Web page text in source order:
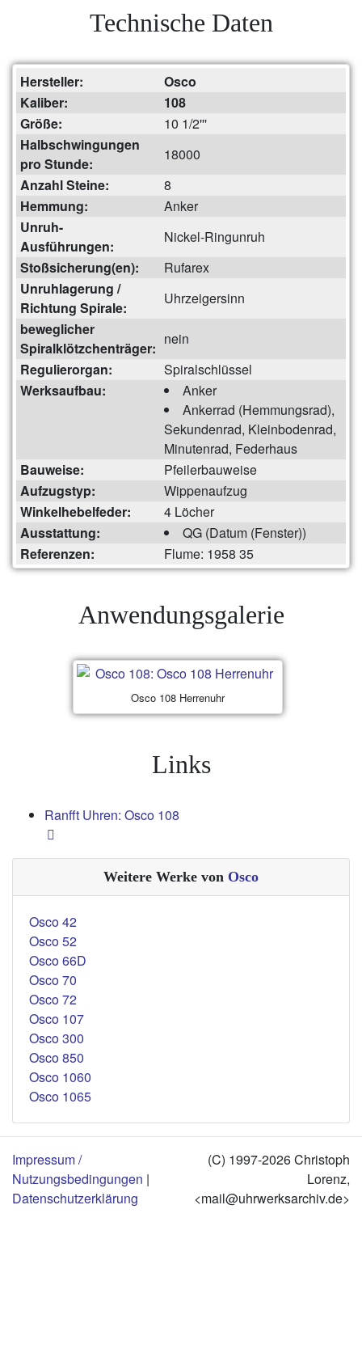
Technische Daten
Hersteller:
Osco
Kaliber:
108
Größe:
10 1/2'''
Halbschwingungen
pro Stunde:
18000
Anzahl Steine:
8
Hemmung:
Anker
Unruh-
Ausführungen:
Nickel-Ringunruh
Stoßsicherung(en):
Rufarex
Unruhlagerung /
Richtung Spirale:
Uhrzeigersinn
beweglicher
Spiralklötzchenträger:
nein
Regulierorgan:
Spiralschlüssel
Werksaufbau:
Anker
Ankerrad (Hemmungsrad),
Sekundenrad, Kleinbodenrad,
Minutenrad, Federhaus
Bauweise:
Pfeilerbauweise
Aufzugstyp:
Wippenaufzug
Winkelhebelfeder:
4 Löcher
Ausstattung:
QG (Datum (Fenster))
Referenzen:
Flume: 1958 35
Anwendungsgalerie
Osco 108 Herrenuhr
Links
Ranfft Uhren: Osco 108
Weitere Werke von Osco
Osco 42
Osco 52
Osco 66D
Osco 70
Osco 72
Osco 107
Osco 300
Osco 850
Osco 1060
Osco 1065
Impressum /
Nutzungsbedingungen |
Datenschutzerklärung
(C) 1997-2026 Christoph
Lorenz,
<mail@uhrwerksarchiv.de>